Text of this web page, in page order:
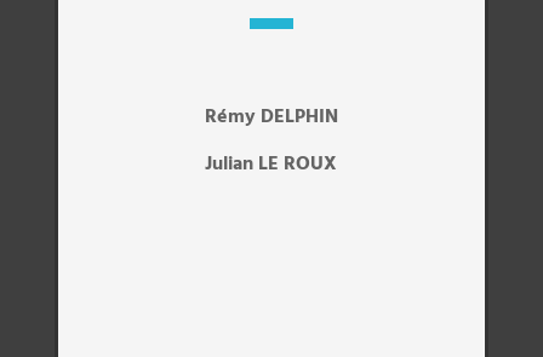
Rémy DELPHIN
Julian LE ROUX